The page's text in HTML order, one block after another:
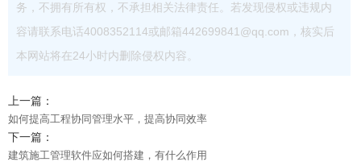
务，不拥有所有权，不承担相关法律责任。若发现侵权或违规内
容请联系电话4008352114或邮箱442699841@qq.com，核实后
本网站将在24小时内删除侵权内容。
上一篇：
如何提高工程协同管理水平，提高协同效率
下一篇：
建筑施工管理软件应如何搭建，有什么作用